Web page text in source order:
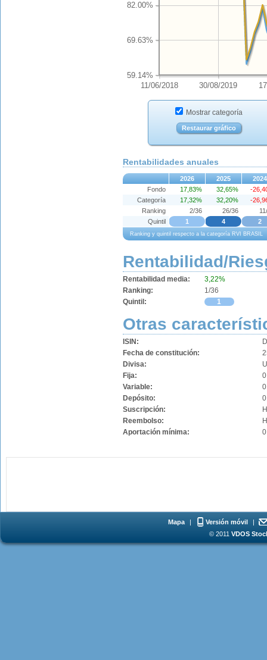
11/06/2018 30/08/2019
59.14%
69.63%
82.00%
Mostrar categoría
Restaurar gráfico
Rentabilidades anuales
2026 2025 2024
Ranking y quintil respecto a la categoría RVI BRASIL
Fondo 17,83% 32,65%
-
Categoría
17,32% 32,20%
-
Ranking
2/36 26/36
Quintil
1 4 2
Rentabilidad/
Rentabilidad media:
3,22%
Ranking:
1/36
Quintil:
1
Otras
ISIN:
Fecha de constitución:
Divisa:
Fija:
Variable:
Depósito:
Suscripción:
Reembolso:
Aportación mínima:
Mapa | Versión móvil
|
© 2011 VDOS